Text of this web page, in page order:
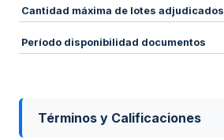
Cantidad máxima de lotes adjudicados
Período disponibilidad documentos
Términos y Calificaciones